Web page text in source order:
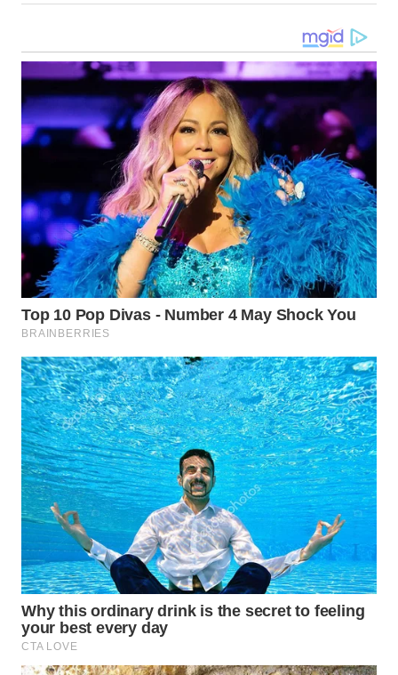
MALUKU
WN
MALUT
DAIRI
WN
DANAU
TOBA
WN
NIAS
WN
LANGKAT
WN
TAPANULI
SELATAN
WN
TANJUNG
LESUNG
WN
KARO